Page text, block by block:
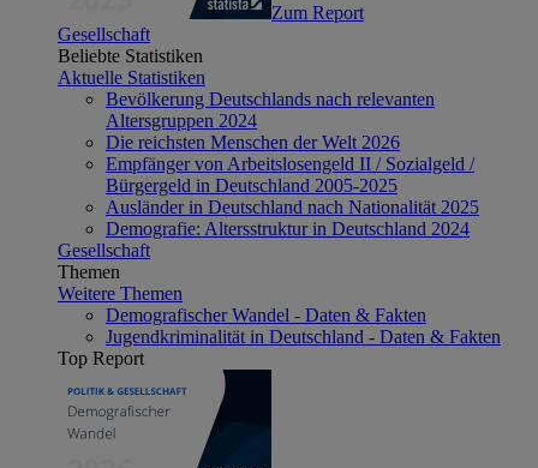
Zum Report
Gesellschaft
Beliebte Statistiken
Aktuelle Statistiken
Bevölkerung Deutschlands nach relevanten
Altersgruppen 2024
Die reichsten Menschen der Welt 2026
Empfänger von Arbeitslosengeld II / Sozialgeld /
Bürgergeld in Deutschland 2005-2025
Ausländer in Deutschland nach Nationalität 2025
Demografie: Altersstruktur in Deutschland 2024
Gesellschaft
Themen
Weitere Themen
Demografischer Wandel - Daten & Fakten
Jugendkriminalität in Deutschland - Daten & Fakten
Top Report